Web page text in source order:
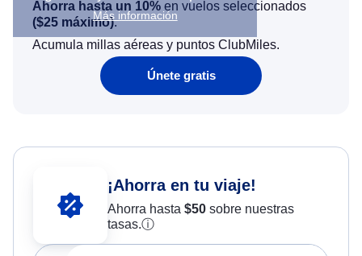
Más información
Ahorra hasta un 10% en vuelos seleccionados
($25 máximo).
Acumula millas aéreas y puntos ClubMiles.
Únete gratis
¡Ahorra en tu viaje!
Ahorra hasta $50sobre nuestras
tasas.ⓘ